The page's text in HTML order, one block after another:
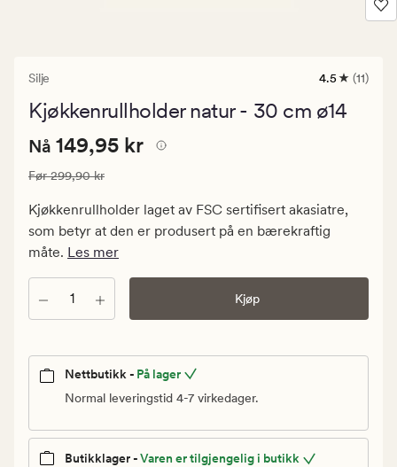
Silje
11
med
4.5 (11)
Kjøkkenrullholder natur - 30 cm ø14
Nåværende
149,95
kr.
Vanlig
pris
Nåværende pris
Nå 149,95 kr
Vanlig pris 299,90 kr
Før299,90 kr
Kjøkkenrullholder laget av FSC sertifisert akasiatre,
som betyr at den er produsert på en bærekraftig
måte. Les mer
Antall Kjøp
Nettbutikk - På lager
Normal leveringstid 4-7 virkedager.
Butikklager -Varen er tilgjengelig i butikk